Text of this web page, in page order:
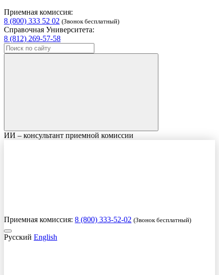
Приемная комиссия:
8 (800) 333 52 02 (Звонок бесплатный)
Справочная Университета:
8 (812) 269-57-58
ИИ – консультант приемной комиссии
Приемная комиссия: 8 (800) 333-52-02 (Звонок бесплатный)
Русский English